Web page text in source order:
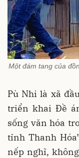
Một đám tang của
Pù Nhi là xã
triển khai Đề
sống văn hóa
tỉnh Thanh
nếp nghĩ,